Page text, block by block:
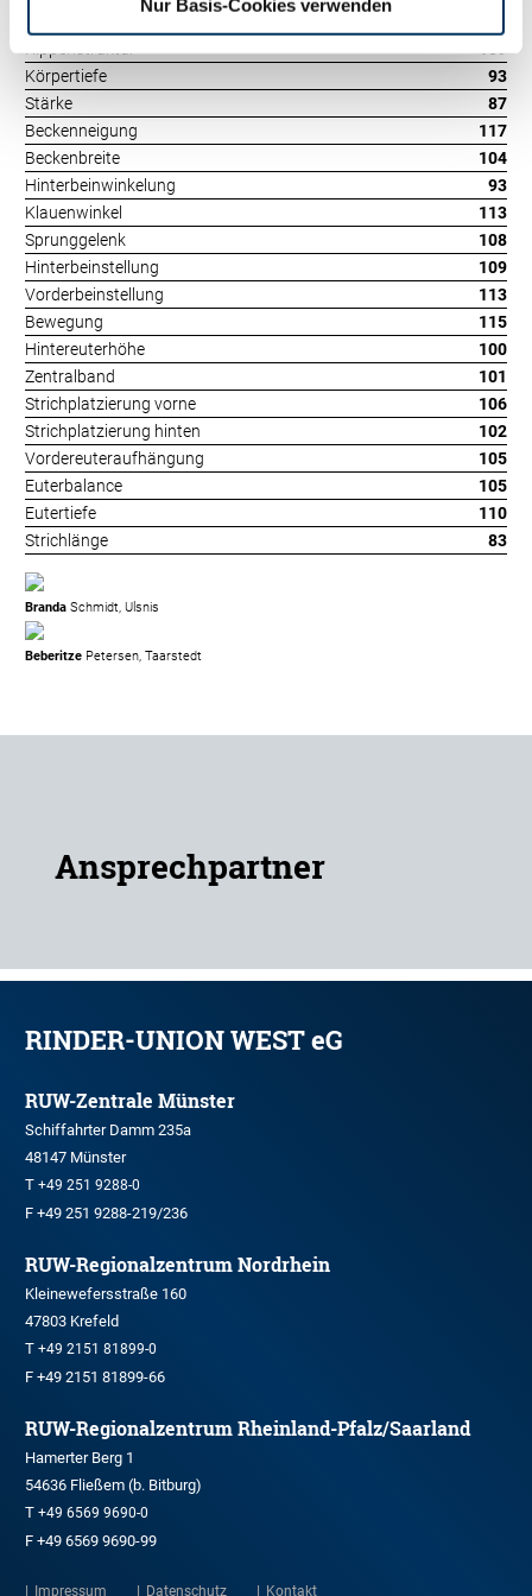
Nur Basis-Cookies verwenden
Körpertiefe
93
Stärke
87
Beckenneigung
117
Beckenbreite
104
Hinterbeinwinkelung
93
Klauenwinkel
113
Sprunggelenk
108
Hinterbeinstellung
109
Vorderbeinstellung
113
Bewegung
115
Hintereuterhöhe
100
Zentralband
101
Strichplatzierung vorne
106
Strichplatzierung hinten
102
Vordereuteraufhängung
105
Euterbalance
105
Eutertiefe
110
Strichlänge
83
Branda Schmidt, Ulsnis
Beberitze Petersen, Taarstedt
Ansprechpartner
RINDER-UNION WEST eG
RUW-Zentrale Münster
Schiffahrter Damm 235a
48147 Münster
T +49 251 9288-0
F +49 251 9288-219/236
RUW-Regionalzentrum Nordrhein
Kleinewefersstraße 160
47803 Krefeld
T +49 2151 81899-0
F +49 2151 81899-66
RUW-Regionalzentrum Rheinland-Pfalz/Saarland
Hamerter Berg 1
54636 Fließem (b. Bitburg)
T +49 6569 9690-0
F +49 6569 9690-99
Impressum Datenschutz Kontakt